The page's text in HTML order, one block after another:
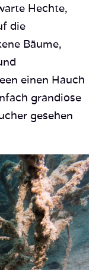
Hechte,
die
Bäume,
einen Hauch
grandiose
gesehen